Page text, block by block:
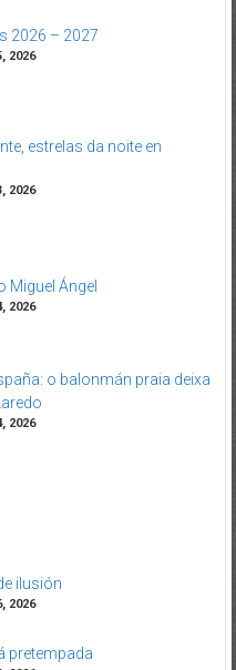
2026 – 2027
2026
estrelas da noite en
2026
Miguel Ángel
2026
o balonmán praia deixa
2026
ilusión
2026
pretempada